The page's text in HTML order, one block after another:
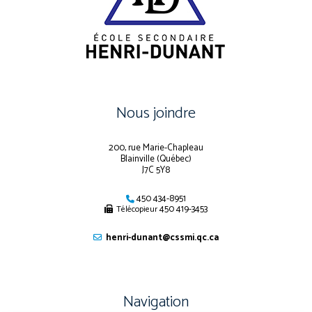
Nous joindre
200, rue Marie-Chapleau
Blainville (Québec)
J7C 5Y8
450 434-8951
Télécopieur450 419-3453
henri-dunant@cssmi.qc.ca
Navigation